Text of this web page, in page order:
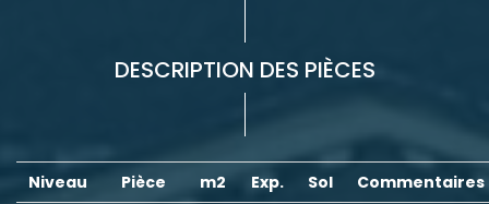
DESCRIPTION DES PIÈCES
Niveau Pièce m2 Exp. Sol Commentaires